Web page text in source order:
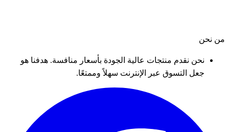
من نحن
نحن نقدم منتجات عالية الجودة بأسعار منافسة. هدفنا هو
جعل التسوق عبر الإنترنت سهلاً وممتعًا.